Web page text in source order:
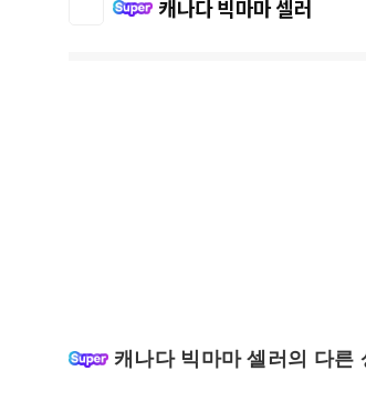
캐나다 빅마마 셀러
캐나다 빅마마 셀러의 다른